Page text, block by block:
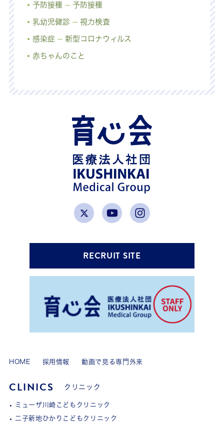
予防接種 予防接種
乳幼児健診 視力検査
感染症 新型コロナウィルス
赤ちゃんのこと
RECRUIT SITE
HOME 採用情報 動画で見る専門外来
CLINICS クリニック
ミューザ川崎こどもクリニック
二子新地ひかりこどもクリニック